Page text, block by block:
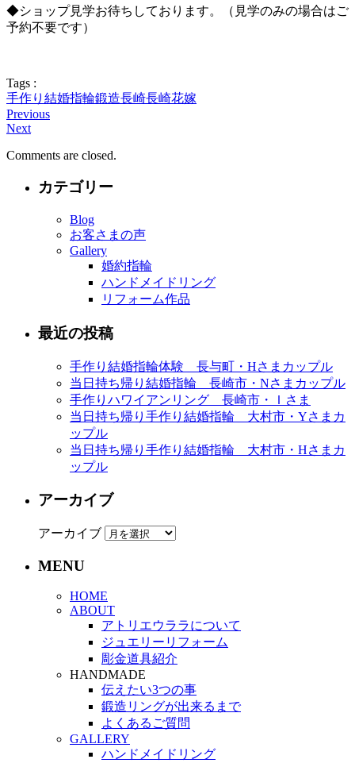
◆ショップ見学お待ちしております。（見学のみの場合はご
予約不要です）
Tags :
手作り 結婚指輪鍛造長崎長崎花嫁
Previous
Next
Comments are closed.
カテゴリー
Blog
お客さまの声
Gallery
婚約指輪
ハンドメイドリング
リフォーム作品
最近の投稿
手作り結婚指輪体験 長与町・Hさまカップル
当日持ち帰り結婚指輪 長崎市・Nさまカップル
手作りハワイアンリング 長崎市・Ｉさま
当日持ち帰り手作り結婚指輪 大村市・Yさまカ
ップル
当日持ち帰り手作り結婚指輪 大村市・Hさまカ
ップル
アーカイブ
アーカイブ
MENU
HOME
ABOUT
アトリエウララについて
ジュエリーリフォーム
彫金道具紹介
HANDMADE
伝えたい3つの事
鍛造リングが出来るまで
よくあるご質問
GALLERY
ハンドメイドリング